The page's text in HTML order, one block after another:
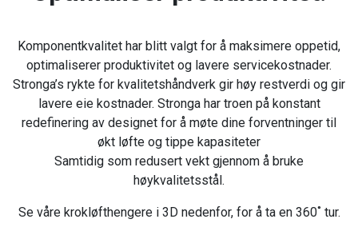
Komponentkvalitet har blitt valgt for å maksimere oppetid,
optimaliserer produktivitet og lavere servicekostnader.
Stronga’s rykte for kvalitetshåndverk gir høy restverdi og gir
lavere eie kostnader. Stronga har troen på konstant
redefinering av designet for å møte dine forventninger til
økt løfte og tippe kapasiteter
Samtidig som redusert vekt gjennom å bruke
høykvalitetsstål.
Se våre krokløfthengere i 3D nedenfor, for å ta en 360˚ tur.